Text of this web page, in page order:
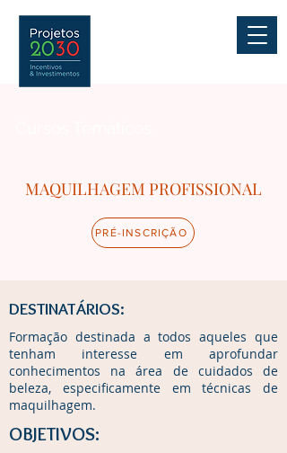
MAQUILHAGEM PROFISSIONAL
PRÉ-INSCRIÇÃO
DESTINATÁRIOS:
Formação destinada a todos aqueles que
tenham interesse em aprofundar
conhecimentos na área de cuidados de
beleza, especificamente em técnicas de
maquilhagem.
OBJETIVOS: